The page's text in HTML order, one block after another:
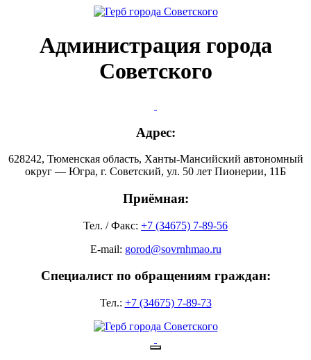
Администрация города
Советского
Адрес:
628242, Тюменская область, Ханты-Мансийский автономный
округ — Югра, г. Советский, ул. 50 лет Пионерии, 11Б
Приёмная:
Тел. / Факс: +7 (34675) 7-89-56
E-mail: gorod@sovrnhmao.ru
Специалист по обращениям граждан:
Тел.: +7 (34675) 7-89-73